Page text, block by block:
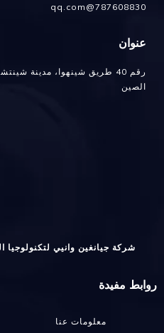
787608830@qq.com
عنوان
رقم 40 طريق شينهوا، مدينة
الصين
شركة جيانغين وانيي لتكنولوجيا
روابط مفيدة
معلومات عنا